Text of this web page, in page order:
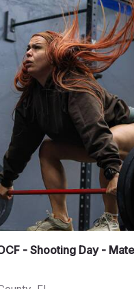
- Shooting Day -